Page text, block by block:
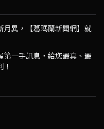
月異，【葛瑪蘭新聞網】就
第一手訊息，給您最真、最